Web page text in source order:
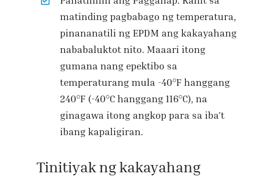
matinding pagbabago ng temperatura,
pinananatili ng EPDM ang kakayahang
nababaluktot nito. Maaari itong
gumana nang epektibo sa
temperaturang mula -40°F hanggang
240°F (-40°C hanggang 116°C), na
ginagawa itong angkop para sa iba’t
ibang kapaligiran.
Tinitiyak ng kakayahang